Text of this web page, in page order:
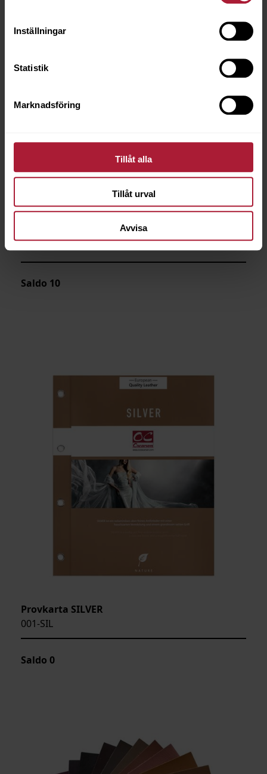
Inställningar
Statistik
Marknadsföring
Tillåt alla
Tillåt urval
Avvisa
Saldo 10
Provkarta SILVER
001-SIL
Saldo 0